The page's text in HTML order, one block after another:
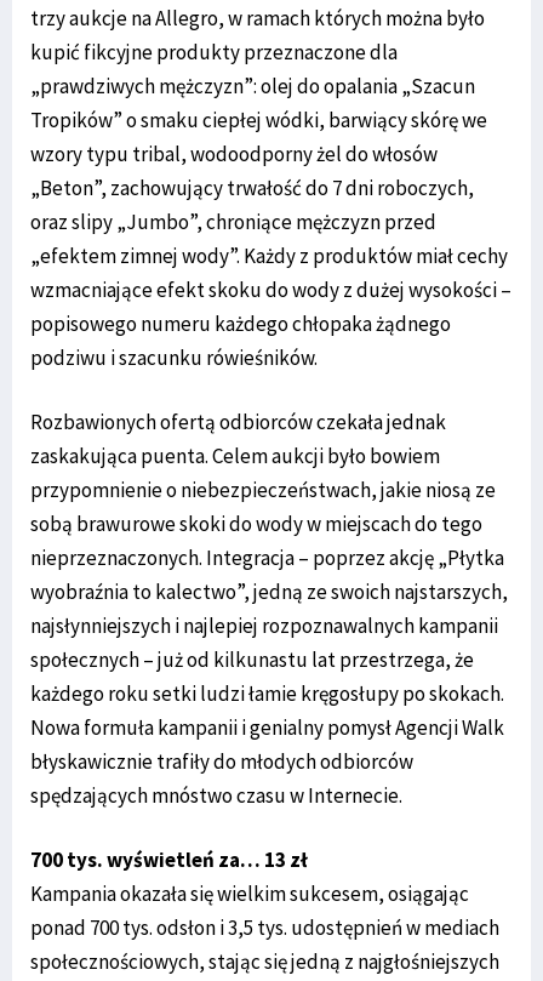
trzy aukcje na Allegro, w ramach których można było
kupić fikcyjne produkty przeznaczone dla
„prawdziwych mężczyzn”: olej do opalania „Szacun
Tropików” o smaku ciepłej wódki, barwiący skórę we
wzory typu tribal, wodoodporny żel do włosów
„Beton”, zachowujący trwałość do 7 dni roboczych,
oraz slipy „Jumbo”, chroniące mężczyzn przed
„efektem zimnej wody”. Każdy z produktów miał cechy
wzmacniające efekt skoku do wody z dużej wysokości –
popisowego numeru każdego chłopaka żądnego
podziwu i szacunku rówieśników.
Rozbawionych ofertą odbiorców czekała jednak
zaskakująca puenta. Celem aukcji było bowiem
przypomnienie o niebezpieczeństwach, jakie niosą ze
sobą brawurowe skoki do wody w miejscach do tego
nieprzeznaczonych. Integracja – poprzez akcję „Płytka
wyobraźnia to kalectwo”, jedną ze swoich najstarszych,
najsłynniejszych i najlepiej rozpoznawalnych kampanii
społecznych – już od kilkunastu lat przestrzega, że
każdego roku setki ludzi łamie kręgosłupy po skokach.
Nowa formuła kampanii i genialny pomysł Agencji Walk
błyskawicznie trafiły do młodych odbiorców
spędzających mnóstwo czasu w Internecie.
700 tys. wyświetleń za… 13 zł
Kampania okazała się wielkim sukcesem, osiągając
ponad 700 tys. odsłon i 3,5 tys. udostępnień w mediach
społecznościowych, stając się jedną z najgłośniejszych